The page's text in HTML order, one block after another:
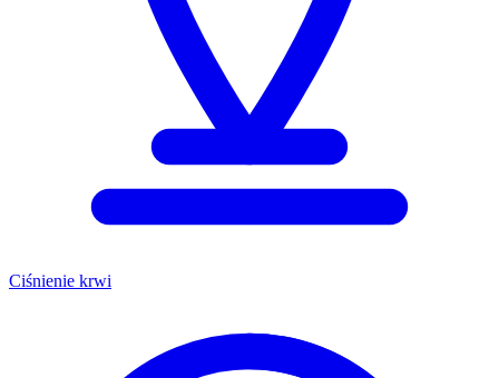
Ciśnienie krwi